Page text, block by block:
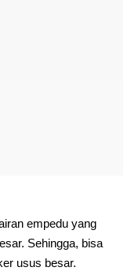
empedu yang
Sehingga, bisa
usus besar.